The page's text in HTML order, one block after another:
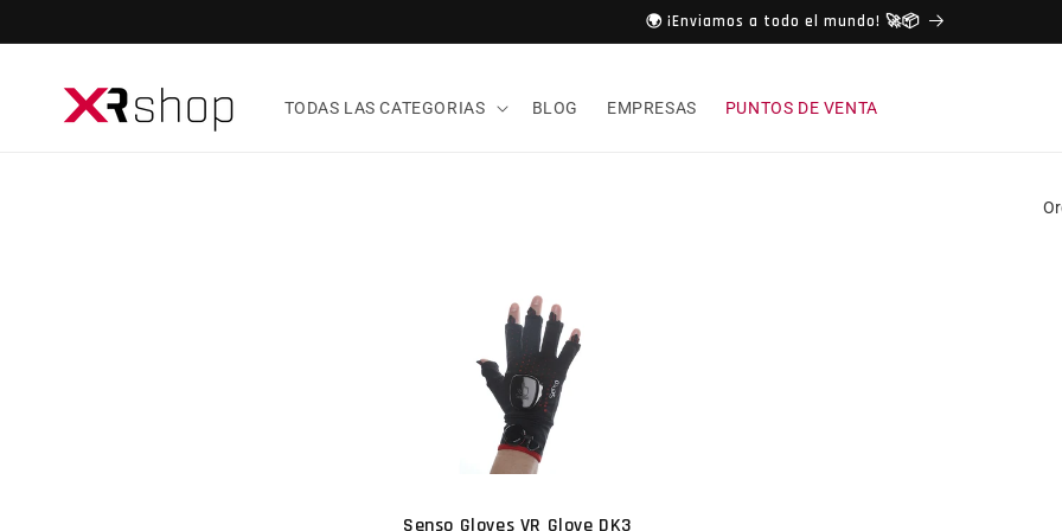
🌍 ¡Enviamos a todo el mundo! 🚀📦
TODAS LAS CATEGORIAS BLOG EMPRESAS PUNTOS DE VENTA
Senso Gloves VR Glove DK3